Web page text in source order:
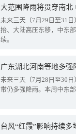
大范围降雨将贯穿南
未来三天（7月29日至31
抬、大陆高压东移，中东
续。
广东湖北河南等地多
未来三天（7月28日至30
带仍多强降雨。本周中东
台风“红霞”影响持续